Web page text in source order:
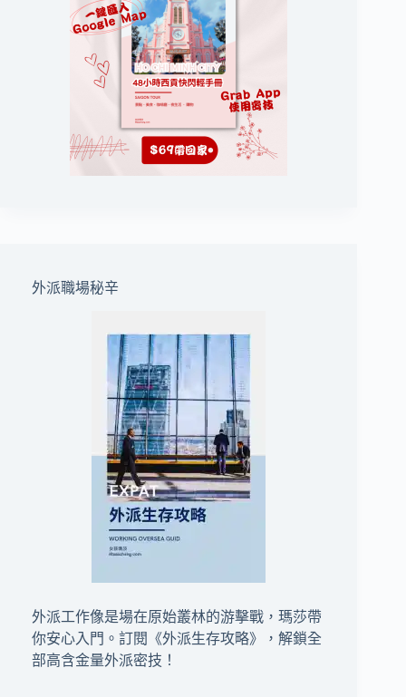
外派職場秘辛
外派工作像是場在原始叢林的游擊戰，瑪莎帶
你安心入門。訂閱 《外派生存攻略》
，解鎖全
部高含金量外派密技！